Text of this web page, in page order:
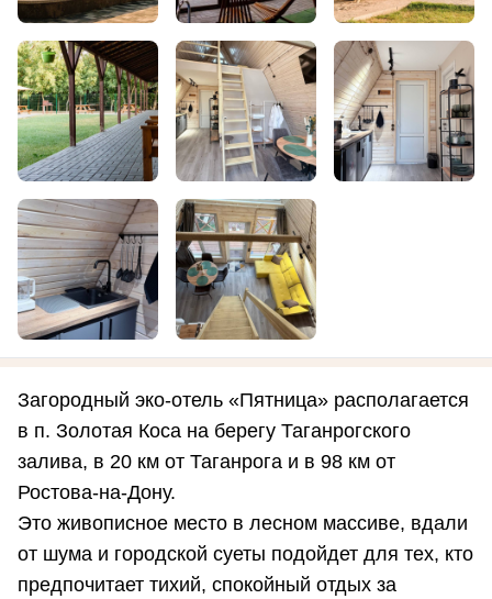
Загородный эко-отель «Пятница» располагается
в п. Золотая Коса на берегу Таганрогского
залива, в 20 км от Таганрога и в 98 км от
Ростова-на-Дону.
Это живописное место в лесном массиве, вдали
от шума и городской суеты подойдет для тех, кто
предпочитает тихий, спокойный отдых за